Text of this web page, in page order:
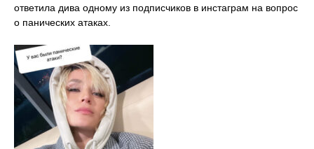
ответила дива одному из подписчиков в инстаграм на вопрос
о панических атаках.